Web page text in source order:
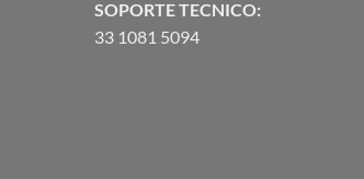
SOPORTE TECNICO:
33 1081 5094